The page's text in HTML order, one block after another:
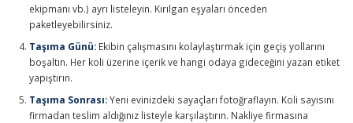
ekipmanı vb.) ayrı listeleyin. Kırılgan eşyaları önceden
paketleyebilirsiniz.
Taşıma Günü: Ekibin çalışmasını kolaylaştırmak için geçiş yollarını
boşaltın. Her koli üzerine içerik ve hangi odaya gideceğini yazan etiket
yapıştırın.
Taşıma Sonrası:Yeni evinizdeki sayaçları fotoğraflayın. Koli sayısını
firmadan teslim aldığınız listeyle karşılaştırın. Nakliye firmasına